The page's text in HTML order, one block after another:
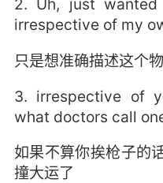
2. Uh, just wanted
irrespective of my
只是想准确描述这个
3. irrespective of
what doctors call
如果不算你挨枪子的
撞大运了